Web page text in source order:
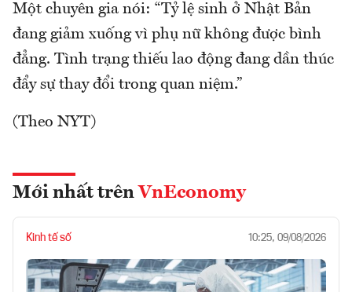
Một chuyên gia nói: “Tỷ lệ sinh ở Nhật Bản
đang giảm xuống vì phụ nữ không được bình
đẳng. Tình trạng thiếu lao động đang dần thúc
đẩy sự thay đổi trong quan niệm.”
(Theo NYT)
Mới nhất trên VnEconomy
Kinh tế số 10:25, 09/08/2026